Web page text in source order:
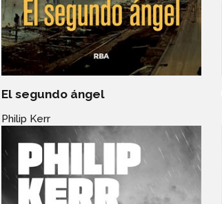
El segundo ángel
Philip Kerr